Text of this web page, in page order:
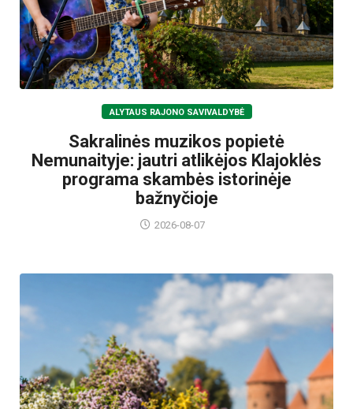
ALYTAUS RAJONO SAVIVALDYBĖ
Sakralinės muzikos popietė
Nemunaityje: jautri atlikėjos Klajoklės
programa skambės istorinėje
bažnyčioje
2026-08-07